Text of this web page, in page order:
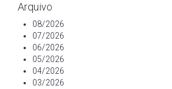
Arquivo
08/2026
07/2026
06/2026
05/2026
04/2026
03/2026